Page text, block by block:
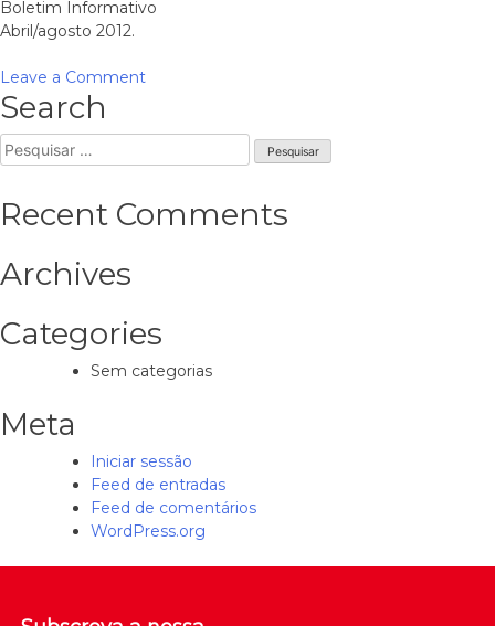
n.º
Boletim Informativo
Abril/agosto 2012.
Leave a Commenton
Edição
2
Search
Pesquisar
por:
Recent Comments
Archives
Categories
Sem categorias
Meta
Iniciar sessão
Feed de entradas
Feed de comentários
WordPress.org